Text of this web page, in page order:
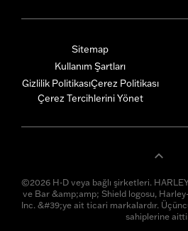
Sitemap
Kullanım Şartları
Gizlilik PolitikasıÇerez Politikası
Çerez Tercihlerini Yönet
©2026 H-D veya bağlı şirketleri.
ve Bar &amp;amp; Shield logosu,
Inc. &#39;ye ait ticari markalardır.
sahiplerine